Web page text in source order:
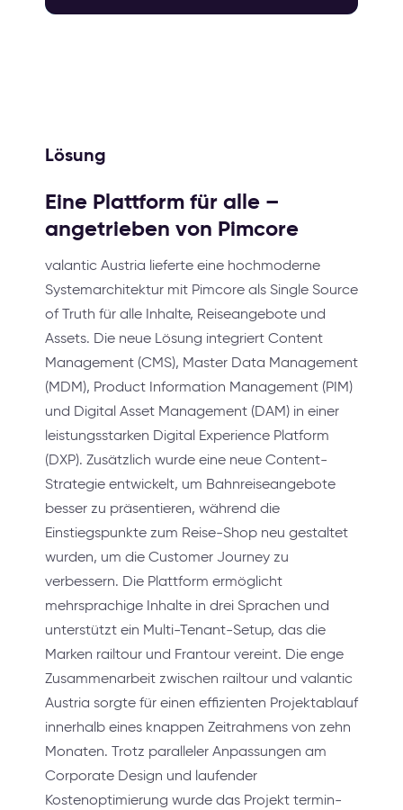
Lösung
Eine Plattform für alle –
angetrieben von Pimcore
valantic Austria lieferte eine hochmoderne
Systemarchitektur mit Pimcore als Single Source
of Truth für alle Inhalte, Reiseangebote und
Assets. Die neue Lösung integriert Content
Management (CMS), Master Data Management
(MDM), Product Information Management (PIM)
und Digital Asset Management (DAM) in einer
leistungsstarken Digital Experience Platform
(DXP). Zusätzlich wurde eine neue Content-
Strategie entwickelt, um Bahnreiseangebote
besser zu präsentieren, während die
Einstiegspunkte zum Reise-Shop neu gestaltet
wurden, um die Customer Journey zu
verbessern. Die Plattform ermöglicht
mehrsprachige Inhalte in drei Sprachen und
unterstützt ein Multi-Tenant-Setup, das die
Marken railtour und Frantour vereint. Die enge
Zusammenarbeit zwischen railtour und valantic
Austria sorgte für einen effizienten Projektablauf
innerhalb eines knappen Zeitrahmens von zehn
Monaten. Trotz paralleler Anpassungen am
Corporate Design und laufender
Kostenoptimierung wurde das Projekt termin-